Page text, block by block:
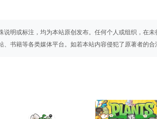
说明或标注，均为本站原创发布。任何个人或组织，在未
、书籍等各类媒体平台。如若本站内容侵犯了原著者的合